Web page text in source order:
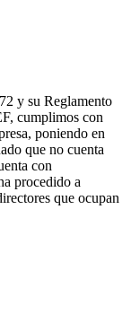
y su Reglamento
cumplimos con
poniendo en
que no cuenta
con
procedido a
que ocupan